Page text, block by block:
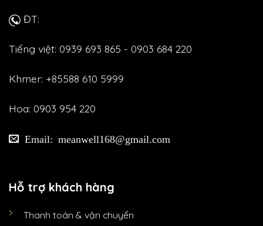
ĐT:
Tiếng việt: 0939 693 865 - 0903 684 220
Khmer: +85588 610 5999
Hoa: 0903 954 220
Email: meanwell168@gmail.com
Hỗ trợ khách hàng
Thanh toán & vận chuyển